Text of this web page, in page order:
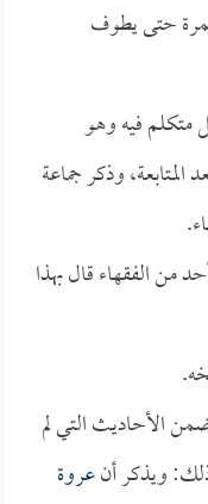
حتى يطوف
متكلم فيه وهو
وذكر جماعة
من الفقهاء قال بهذا
الأحاديث التي لم
ويذكر أنعروة